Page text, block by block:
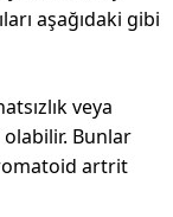
aşağıdaki gibi
veya
Bunlar
artrit